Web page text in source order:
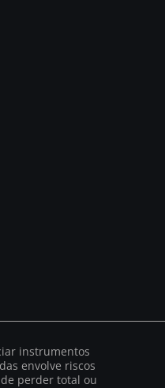
instrumentos
envolve riscos
perder total ou